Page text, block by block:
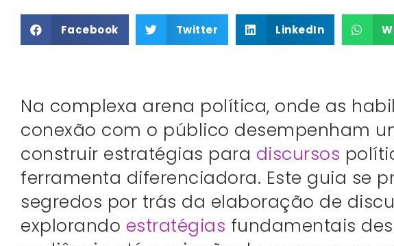
Facebook Twitter LinkedIn
Na complexa arena política, onde as
conexão com o público desempenham
construir estratégias para discursos
ferramenta diferenciadora. Este guia se
segredos por trás da elaboração de
explorando estratégias fundamentais